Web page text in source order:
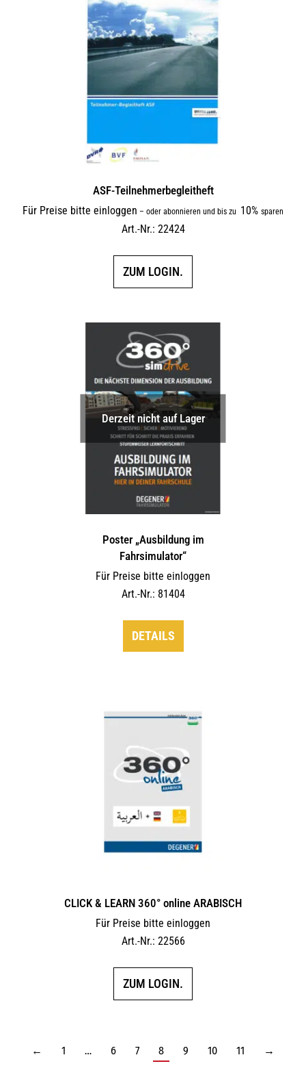
ASF-Teilnehmerbegleitheft
Für Preise bitte einloggen – oder abonnieren und bis zu 10% sparen
Art.-Nr.: 22424
ZUM LOGIN.
Derzeit nicht auf Lager
Poster „Ausbildung im
Fahrsimulator“
Für Preise bitte einloggen
Art.-Nr.: 81404
DETAILS
CLICK & LEARN 360° online ARABISCH
Für Preise bitte einloggen
Art.-Nr.: 22566
ZUM LOGIN.
← 1 … 6 7 8 9 10 11 →